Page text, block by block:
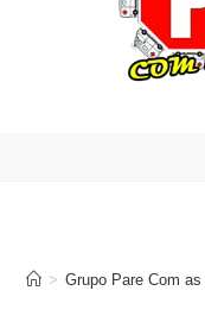
> Grupo Pare Com as